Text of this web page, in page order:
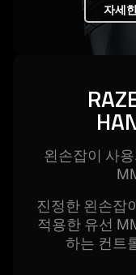
자세
왼손잡이 사
진정한 왼손잡
적용한 유선
하는 컨트